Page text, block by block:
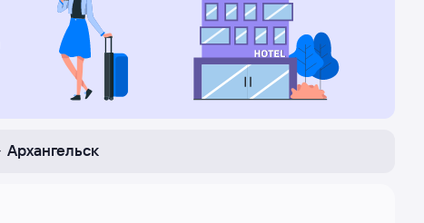
Архангельск